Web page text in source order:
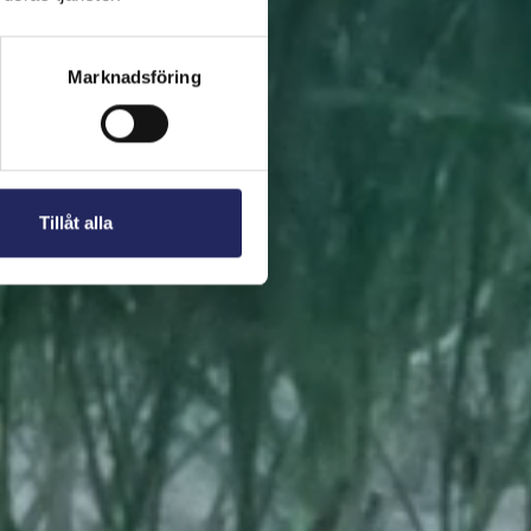
Marknadsföring
Tillåt alla
present. En bit av